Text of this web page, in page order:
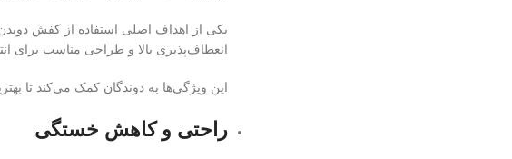
یکی از اهداف اصلی استفاده از کفش
انعطاف‌پذیری بالا و طراحی مناسب برای
این ویژگی‌ها به دوندگان کمک می‌کند تا
راحتی و کاهش خستگی